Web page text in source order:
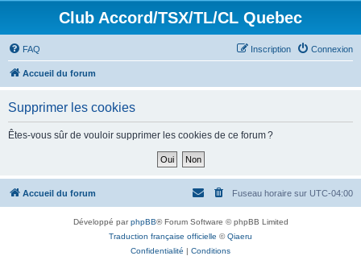
Club Accord/TSX/TL/CL Quebec
FAQ Connexion
Inscription
Accueil du forum
Supprimer les cookies
Êtes-vous sûr de vouloir supprimer les cookies de ce forum ?
Accueil du forum Fuseau horaire sur UTC-04:00
Développé parphpBB® Forum Software © phpBB Limited
Traduction française officielle ©Qiaeru
Confidentialité | Conditions